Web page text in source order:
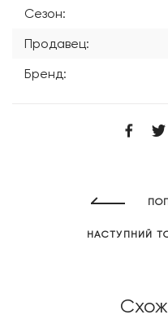
Сезон:
Продавец:
Бренд:
НАСТУПНИЙ